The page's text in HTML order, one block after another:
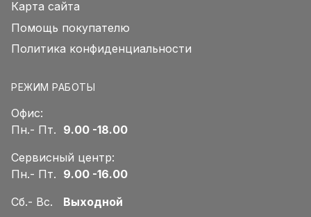
Карта сайта
Помощь покупателю
Политика конфиденциальности
РЕЖИМ РАБОТЫ
Офис:
Пн.- Пт. 9.00 -18.00
Сервисный центр:
Пн.- Пт. 9.00 -16.00
Сб.- Вс. Выходной